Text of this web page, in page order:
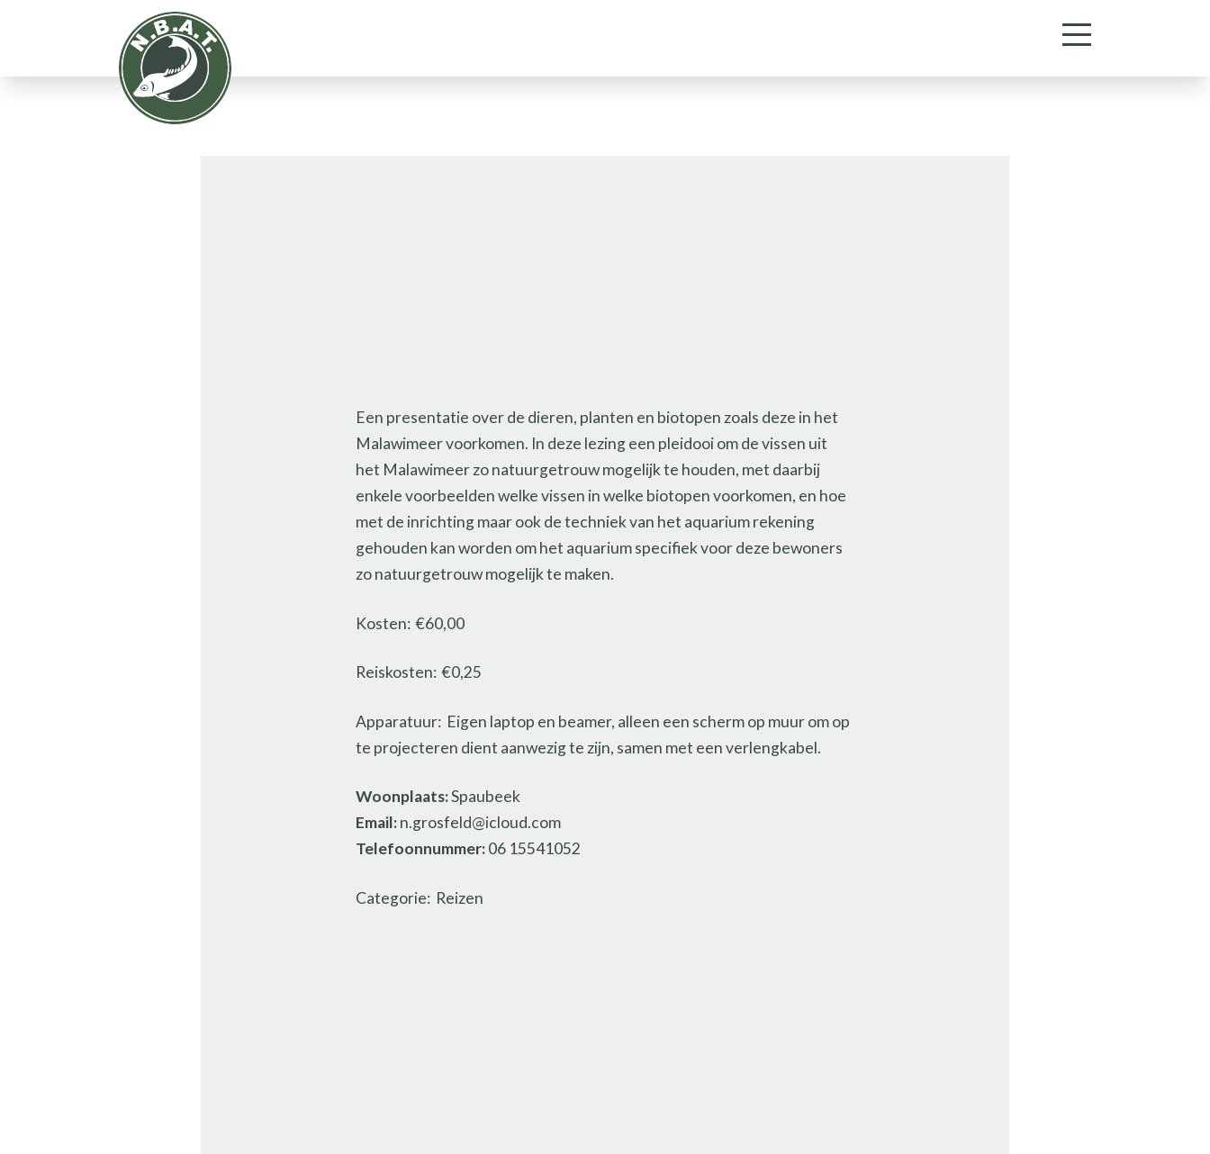
Een presentatie over de dieren, planten en biotopen zoals deze in het
Malawimeer voorkomen. In deze lezing een pleidooi om de vissen uit
het Malawimeer zo natuurgetrouw mogelijk te houden, met daarbij
enkele voorbeelden welke vissen in welke biotopen voorkomen, en hoe
met de inrichting maar ook de techniek van het aquarium rekening
gehouden kan worden om het aquarium specifiek voor deze bewoners
zo natuurgetrouw mogelijk te maken.
Kosten: €60,00
Reiskosten: €0,25
Apparatuur: Eigen laptop en beamer, alleen een scherm op muur om op
te projecteren dient aanwezig te zijn, samen met een verlengkabel.
Woonplaats:Spaubeek
Email:n.grosfeld@icloud.com
Telefoonnummer:06 15541052
Categorie: Reizen